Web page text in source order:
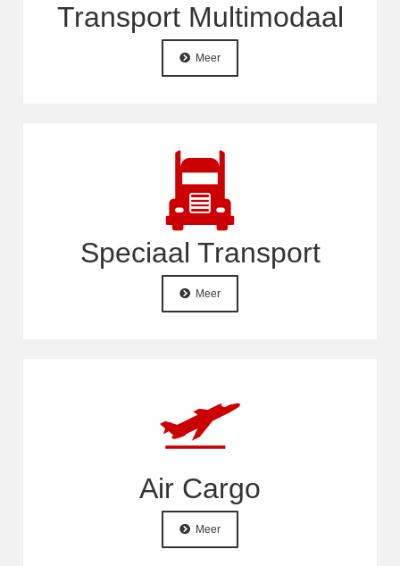
Transport Multimodaal
Meer
Speciaal Transport
Meer
Air Cargo
Meer